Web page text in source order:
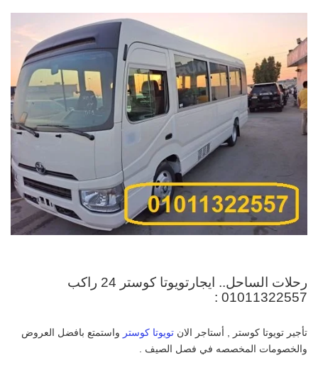
رحلات الساحل.. ايجارتويوتا كوستر 24 راكب
01011322557 :
تأجير تويوتا كوستر , أستاجر الان تويوتا كوستر واستمتع بافضل العروض
والخصومات المخصصه في فصل الصيف .